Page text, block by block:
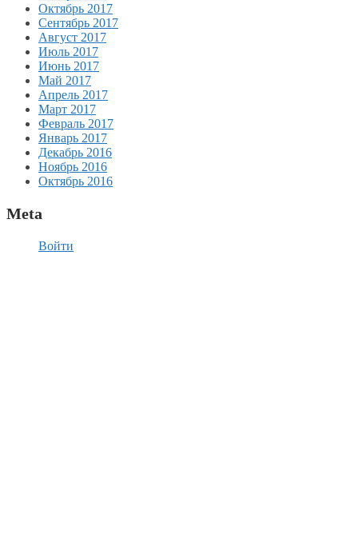
Октябрь 2017
Сентябрь 2017
Август 2017
Июль 2017
Июнь 2017
Май 2017
Апрель 2017
Март 2017
Февраль 2017
Январь 2017
Декабрь 2016
Ноябрь 2016
Октябрь 2016
Meta
Войти